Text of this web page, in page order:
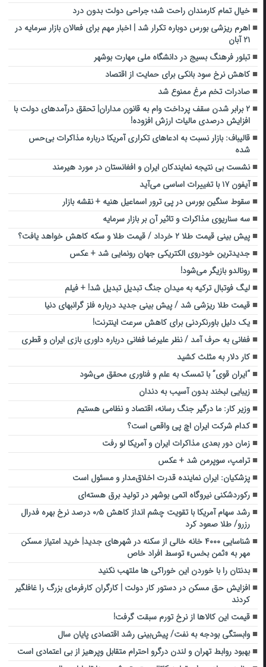
خیال تمام کارمندان راحت شد؛ جراحی دولت بدون درد
اهرم ریزشی بورس دوباره تکرار شد | اخبار مهم برای فعالان بازار سرمایه در
۲۱ آبان
تبلور فرهنگ بسیج در دانشگاه ملی مهارت بوشهر
کاهش نرخ سود بانکی برای حمایت از اقتصاد
صادرات تخم مرغ ممنوع شد
۲ برابر شدن سقف پرداخت وام به قانون مداران| تحقق درآمدهای دولت با
افزایش درصدی مالیات ارزش افزوده!
قالیباف: بازار نسبت به ادعاهای تکراری آمریکا درباره مذاکرات بی‌حس
شده
نشست بی نتیجه نمایندکان ایران و افغانستان در مورد هیرمند
آیفون ۱۷ با تغییرات اساسی می‌آید
سقوط سنگین بورس در پی ترور اسماعیل هنیه + نقشه بازار
سه سناریوی مذاکرات و تاثیر آن بر بازار سرمایه
پیش بینی قیمت طلا ۲ خرداد / قیمت طلا و سکه کاهش خواهد یافت؟
جدیدترین خودروی الکتریکی جهان رونمایی شد + عکس
رونالدو بازیگر می‌شود!
لیگ فوتبال ترکیه به میدان جنگ تبدیل تبدیل شد! + فیلم
قیمت طلا ریزشی شد / پیش بینی جدید درباره فلز گرانبهای دنیا
یک دلیل باورنکردنی برای کاهش سرعت اینترنت!
فغانی به حرف آمد / نظر علیرضا فغانی درباره داوری بازی ایران و قطری
کار دلار به مثلث کشید
“ایران قوی” با تمسک به علم و فناوری محقق می‌شود
زیبایی لبخند بدون آسیب به دندان
وزیر کار: ما درگیر جنگ رسانه، اقتصاد و نظامی هستیم
کدام شرکت ایران اچ پی واقعی است؟
زمان دور بعدی مذاکرات ایران و آمریکا لو رفت
ترامپ، سوپرمن شد + عکس
پزشکیان: ایران نماینده قدرت اخلاق‌مدار و مسئول است
رکوردشکنی نیروگاه اتمی بوشهر در تولید برق هسته‌ای
رشد سهام آمریکا با تقویت چشم انداز کاهش ۰٫۵ درصد نرخ بهره فدرال
رزرو/ طلا صعود کرد
شناسایی ۴۰۰۰ خانه خالی از سکنه در شهرهای جدید| خرید امتیاز مسکن
مهر به «ثمن بخس» توسط افراد خاص
بدنتان را با خوردن این خوراکی ها ملتهب نکنید
افزایش حق مسکن در دستور کار دولت | کارگران کارفرمای بزرگ را غافلگیر
کردند
قیمت این کالاها از نرخ تورم سبقت گرفت!
وابستگی بودجه به نفت/ پیش‌بینی رشد اقتصادی پایان سال
بهبود روابط تهران و لندن درگرو احترام متقابل وپرهیز از بی‌ اعتمادی است